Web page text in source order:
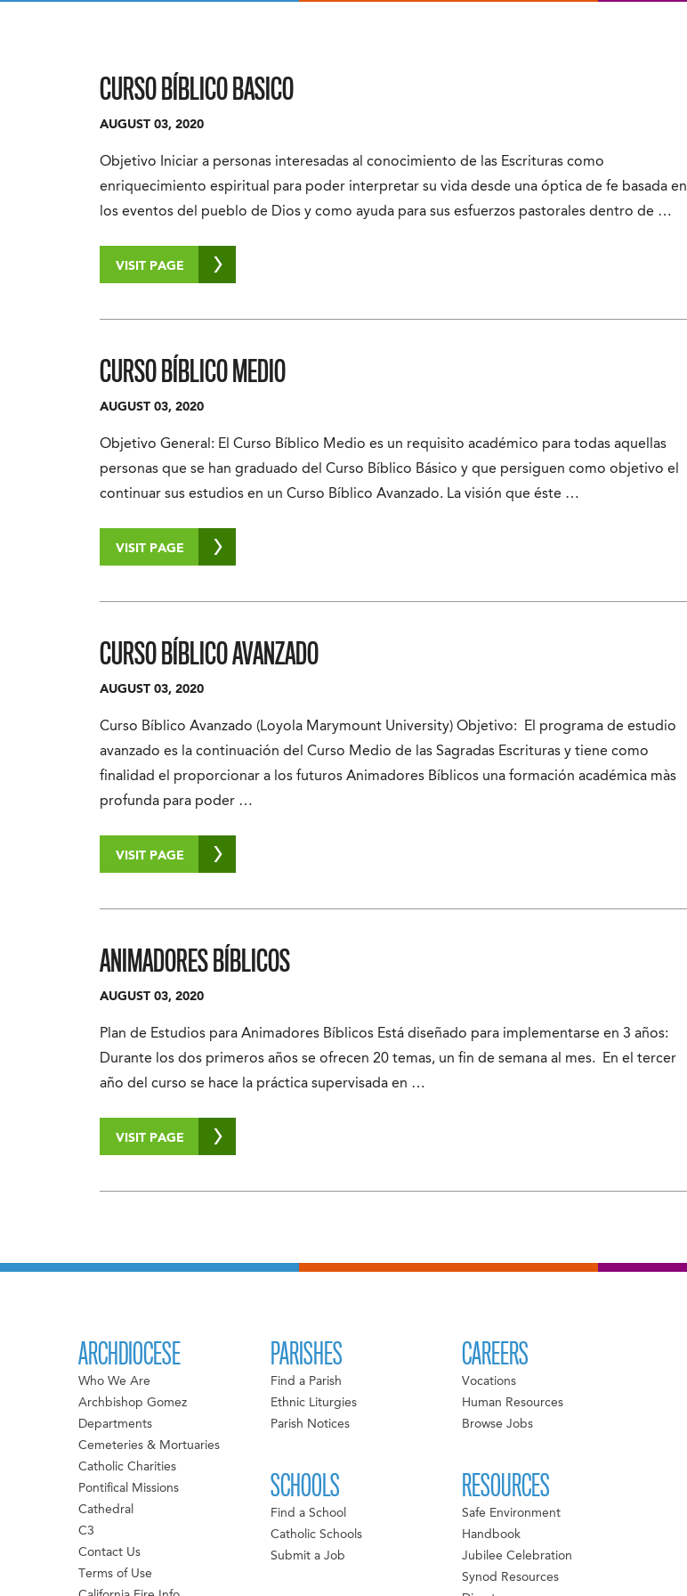
CURSO BÍBLICO BASICO
AUGUST 03, 2020
Objetivo Iniciar a personas interesadas al conocimiento de las Escrituras como
enriquecimiento espiritual para poder interpretar su vida desde una óptica de fe basada en
los eventos del pueblo de Dios y como ayuda para sus esfuerzos pastorales dentro de …
VISIT PAGE
CURSO BÍBLICO MEDIO
AUGUST 03, 2020
Objetivo General: El Curso Bíblico Medio es un requisito académico para todas aquellas
personas que se han graduado del Curso Bíblico Básico y que persiguen como objetivo el
continuar sus estudios en un Curso Bíblico Avanzado. La visión que éste …
VISIT PAGE
CURSO BÍBLICO AVANZADO
AUGUST 03, 2020
Curso Bíblico Avanzado (Loyola Marymount University) Objetivo: El programa de estudio
avanzado es la continuación del Curso Medio de las Sagradas Escrituras y tiene como
finalidad el proporcionar a los futuros Animadores Bíblicos una formación académica màs
profunda para poder …
VISIT PAGE
ANIMADORES BÍBLICOS
AUGUST 03, 2020
Plan de Estudios para Animadores Bíblicos Está diseñado para implementarse en 3 años:
Durante los dos primeros años se ofrecen 20 temas, un fin de semana al mes. En el tercer
año del curso se hace la práctica supervisada en …
VISIT PAGE
ARCHDIOCESE
Who We Are
Archbishop Gomez
Departments
Cemeteries & Mortuaries
Catholic Charities
Pontifical Missions
Cathedral
C3
Contact Us
Terms of Use
PARISHES
Find a Parish
Ethnic Liturgies
Parish Notices
SCHOOLS
Find a School
Catholic Schools
Submit a Job
CAREERS
Vocations
Human Resources
Browse Jobs
RESOURCES
Safe Environment
Handbook
Jubilee Celebration
Synod Resources